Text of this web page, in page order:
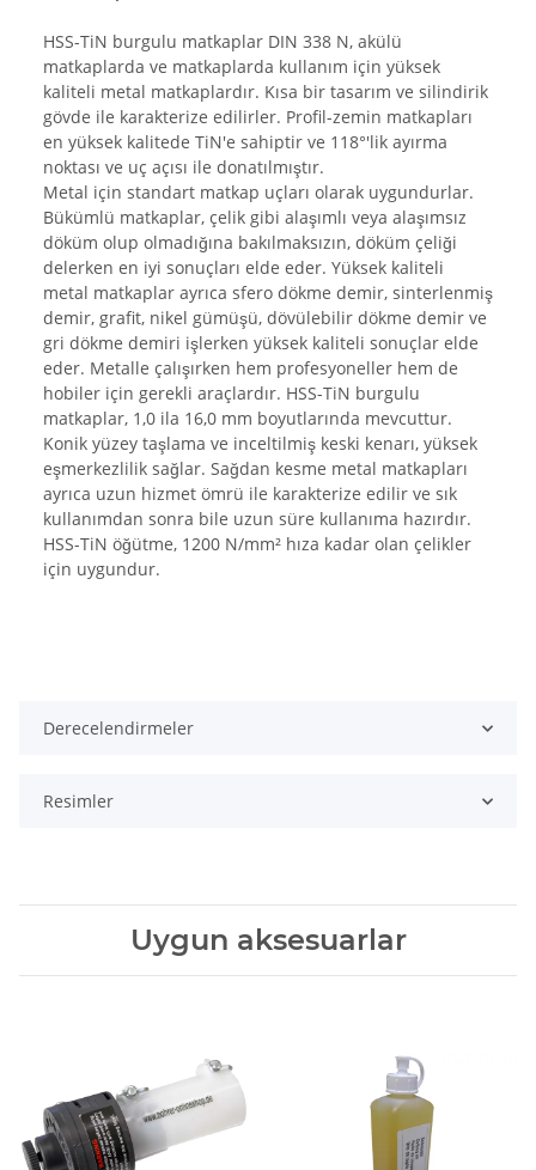
HSS-TiN burgulu matkaplar DIN 338 N, akülü
matkaplarda ve matkaplarda kullanım için yüksek
kaliteli metal matkaplardır. Kısa bir tasarım ve silindirik
gövde ile karakterize edilirler. Profil-zemin matkapları
en yüksek kalitede TiN'e sahiptir ve 118°'lik ayırma
noktası ve uç açısı ile donatılmıştır.
Metal için standart matkap uçları olarak uygundurlar.
Bükümlü matkaplar, çelik gibi alaşımlı veya alaşımsız
döküm olup olmadığına bakılmaksızın, döküm çeliği
delerken en iyi sonuçları elde eder. Yüksek kaliteli
metal matkaplar ayrıca sfero dökme demir, sinterlenmiş
demir, grafit, nikel gümüşü, dövülebilir dökme demir ve
gri dökme demiri işlerken yüksek kaliteli sonuçlar elde
eder. Metalle çalışırken hem profesyoneller hem de
hobiler için gerekli araçlardır. HSS-TiN burgulu
matkaplar, 1,0 ila 16,0 mm boyutlarında mevcuttur.
Konik yüzey taşlama ve inceltilmiş keski kenarı, yüksek
eşmerkezlilik sağlar. Sağdan kesme metal matkapları
ayrıca uzun hizmet ömrü ile karakterize edilir ve sık
kullanımdan sonra bile uzun süre kullanıma hazırdır.
HSS-TiN öğütme, 1200 N/mm² hıza kadar olan çelikler
için uygundur.
Derecelendirmeler
Resimler
Uygun aksesuarlar